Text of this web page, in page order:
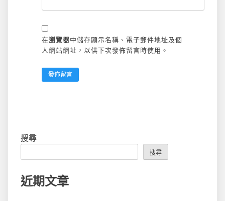
在瀏覽器中儲存顯示名稱、電子郵件地址及個
人網站網址，以供下次發佈留言時使用。
搜尋
搜尋
近期文章